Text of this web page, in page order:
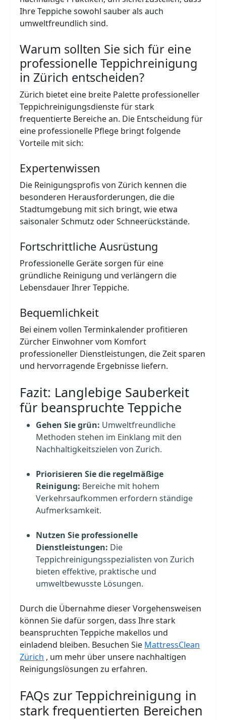
Ihre Teppiche sowohl sauber als auch
umweltfreundlich sind.
Warum sollten Sie sich für eine
professionelle Teppichreinigung
in Zürich entscheiden?
Zürich bietet eine breite Palette professioneller
Teppichreinigungsdienste für stark
frequentierte Bereiche an. Die Entscheidung für
eine professionelle Pflege bringt folgende
Vorteile mit sich:
Expertenwissen
Die Reinigungsprofis von Zürich kennen die
besonderen Herausforderungen, die die
Stadtumgebung mit sich bringt, wie etwa
saisonaler Schmutz oder Schneerückstände.
Fortschrittliche Ausrüstung
Professionelle Geräte sorgen für eine
gründliche Reinigung und verlängern die
Lebensdauer Ihrer Teppiche.
Bequemlichkeit
Bei einem vollen Terminkalender profitieren
Zürcher Einwohner vom Komfort
professioneller Dienstleistungen, die Zeit sparen
und hervorragende Ergebnisse liefern.
Fazit: Langlebige Sauberkeit
für beanspruchte Teppiche
Gehen Sie grün: Umweltfreundliche
Methoden stehen im Einklang mit den
Nachhaltigkeitszielen von Zurich.
Priorisieren Sie die regelmäßige
Reinigung: Bereiche mit hohem
Verkehrsaufkommen erfordern ständige
Aufmerksamkeit.
Nutzen Sie professionelle
Dienstleistungen: Die
Teppichreinigungsspezialisten von Zurich
bieten effektive, praktische und
umweltbewusste Lösungen.
Durch die Übernahme dieser Vorgehensweisen
können Sie dafür sorgen, dass Ihre stark
beanspruchten Teppiche makellos und
einladend bleiben. Besuchen Sie MattressClean
Zürich , um mehr über unsere nachhaltigen
Reinigungslösungen zu erfahren.
FAQs zur Teppichreinigung in
stark frequentierten Bereichen